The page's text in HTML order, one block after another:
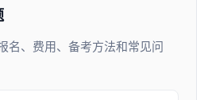
名、费用、备考方法和常见问